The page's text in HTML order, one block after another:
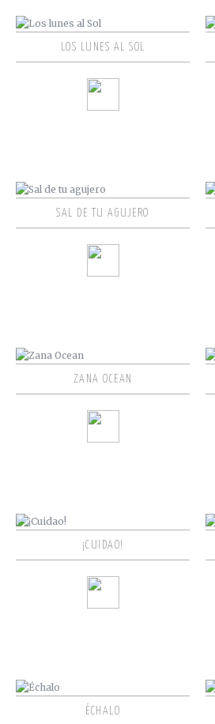
LOS LUNES AL SOL
SAL DE TU AGUJERO
ZANA OCEAN
¡CUIDAO!
ÉCHALO